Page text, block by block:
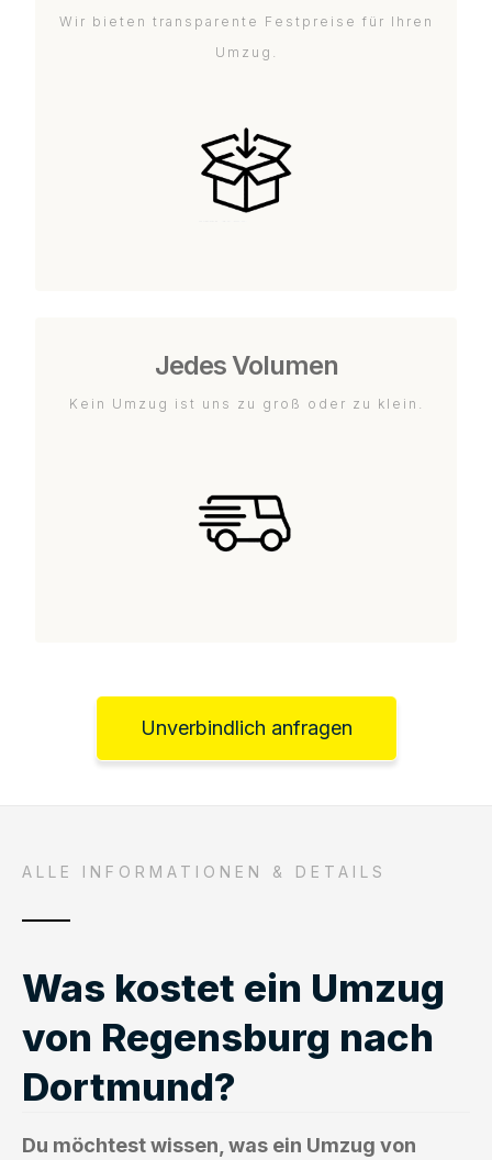
Wir bieten transparente Festpreise für Ihren
Umzug.
Jedes Volumen
Kein Umzug ist uns zu groß oder zu klein.
Unverbindlich anfragen
ALLE INFORMATIONEN & DETAILS
Was kostet ein Umzug
von Regensburg nach
Dortmund?
Du möchtest wissen, was ein Umzug von